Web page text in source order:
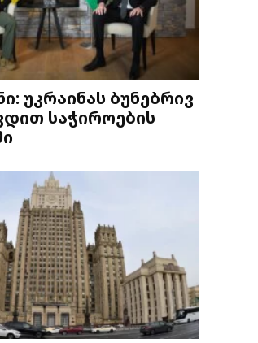
უკრაინას ბუნებრივ
საჭიროების